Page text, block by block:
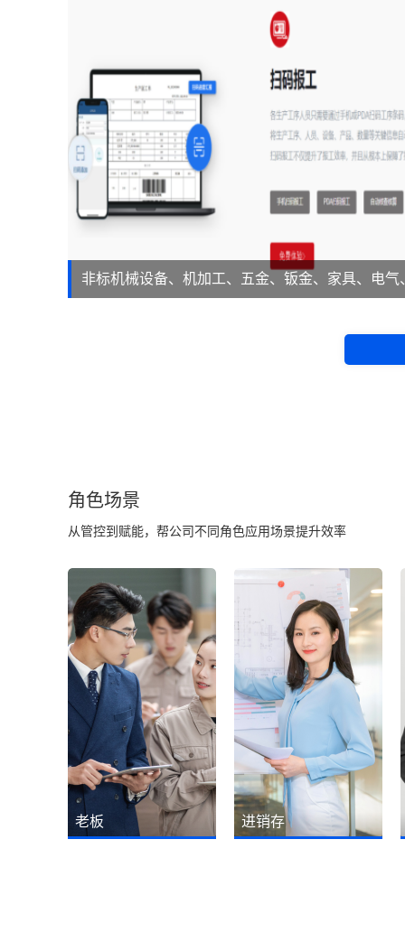
非标机械设备、机加工、五金、钣金、家具、电气
角色场景
从管控到赋能，帮公司不同角色应用场景提升效率
老板 进销存